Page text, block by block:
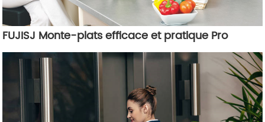
FUJISJ Monte-plats efficace et pratique Pro